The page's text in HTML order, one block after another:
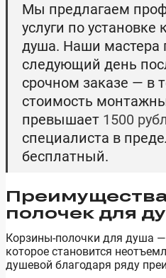
Мы предлагаем
услуги по
душа. Наши мастера
следующий день
срочном заказе — в
стоимость
превышает 1500
специалиста в
бесплатный.
полочек для
Корзины-полочки для душа
которое становится
душевой благодаря ряду